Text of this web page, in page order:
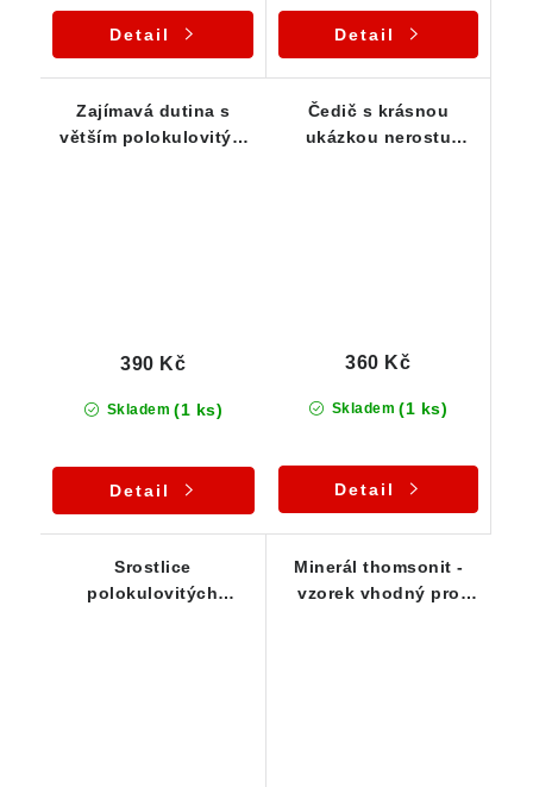
Detail Detail
Zajímavá dutina s
větším polokulovitým
Skladem (1 ks)
390 Kč
Detail
Čedič s krásnou
ukázkou nerostu
Skladem (1 ks)
360 Kč
Detail
Srostlice
polokulovitých
Minerál thomsonit -
vzorek vhodný pro